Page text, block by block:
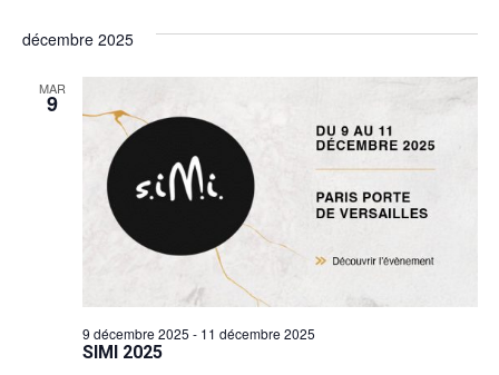
décembre 2025
MAR
9
SIMI 2025
9 décembre 2025 - 11 décembre 2025